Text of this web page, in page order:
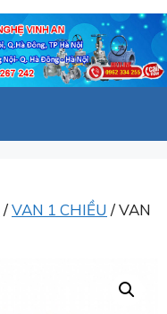
/VAN 1 CHIỀU / VAN